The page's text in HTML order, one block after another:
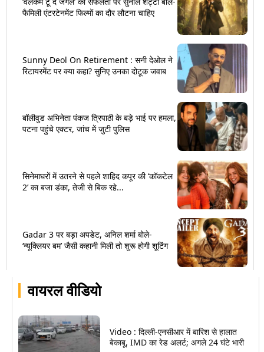
वायरल वीडियो
Video : दिल्ली-एनसीआर में बारिश से हालात
बेकाबू, IMD का रेड अलर्ट; अगले 24 घंटे भारी
फैमिली एंटरटेनमेंट फिल्मों का दौर लौटना चाहिए
Sunny Deol On Retirement : सनी देओल ने
रिटायरमेंट पर क्या कहा? सुनिए उनका दोटूक जवाब
बॉलीवुड अभिनेता पंकज त्रिपाठी के बड़े भाई पर हमला,
पटना पहुंचे एक्टर, जांच में जुटी पुलिस
सिनेमाघरों में उतरने से पहले शाहिद कपूर की ‘कॉकटेल
2’ का बजा डंका, तेजी से बिक रहे...
Gadar 3 पर बड़ा अपडेट, अनिल शर्मा बोले-
‘न्यूक्लियर बम’ जैसी कहानी मिली तो शुरू होगी शूटिंग